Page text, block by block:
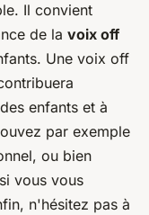
Il convient
de la voix off
Une voix off
enfants et à
par exemple
ou bien
vous vous
n'hésitez pas à